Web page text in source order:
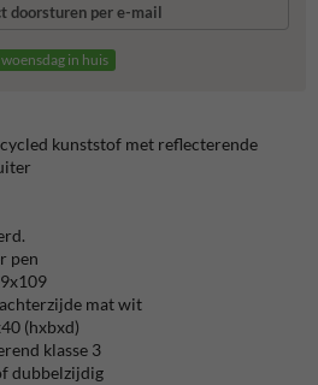
doorsturen per e-mail
woensdag in huis
kunststof met reflecterende
pen
mat wit
(hxbxd)
klasse 3
dubbelzijdig